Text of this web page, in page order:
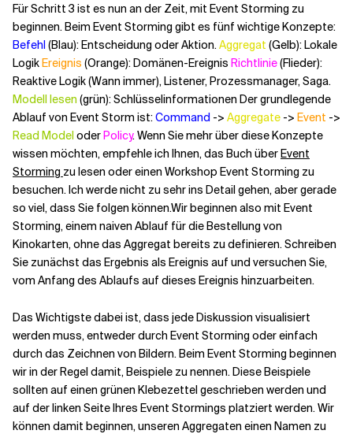
Für Schritt 3 ist es nun an der Zeit, mit Event Storming zu
beginnen. Beim Event Storming gibt es fünf wichtige Konzepte:
Befehl(Blau): Entscheidung oder Aktion.Aggregat (Gelb): Lokale
LogikEreignis (Orange): Domänen-Ereignis Richtlinie(Flieder):
Reaktive Logik (Wann immer), Listener, Prozessmanager, Saga.
Modell lesen (grün): Schlüsselinformationen Der grundlegende
Ablauf von Event Storm ist:Command -> Aggregate -> Event ->
Read ModeloderPolicy. Wenn Sie mehr über diese Konzepte
wissen möchten, empfehle ich Ihnen, das Buch überEvent
Storming zu lesen oder einen Workshop Event Storming zu
besuchen. Ich werde nicht zu sehr ins Detail gehen, aber gerade
so viel, dass Sie folgen können.Wir beginnen also mit Event
Storming, einem naiven Ablauf für die Bestellung von
Kinokarten, ohne das Aggregat bereits zu definieren. Schreiben
Sie zunächst das Ergebnis als Ereignis auf und versuchen Sie,
vom Anfang des Ablaufs auf dieses Ereignis hinzuarbeiten.
Das Wichtigste dabei ist, dass jede Diskussion visualisiert
werden muss, entweder durch Event Storming oder einfach
durch das Zeichnen von Bildern. Beim Event Storming beginnen
wir in der Regel damit, Beispiele zu nennen. Diese Beispiele
sollten auf einen grünen Klebezettel geschrieben werden und
auf der linken Seite Ihres Event Stormings platziert werden. Wir
können damit beginnen, unseren Aggregaten einen Namen zu